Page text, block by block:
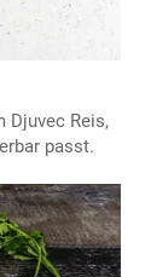
Djuvec Reis,
passt.